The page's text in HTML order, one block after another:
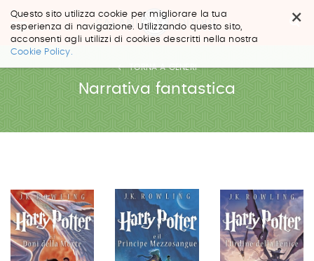
×
Questo sito utilizza cookie per migliorare la tua
esperienza di navigazione. Utilizzando questo sito,
acconsenti agli utilizzi di cookies descritti nella nostra
Cookie Policy.
Salta
contenuti.
Salta
Narrativa fantastica
TORNA A GENERI